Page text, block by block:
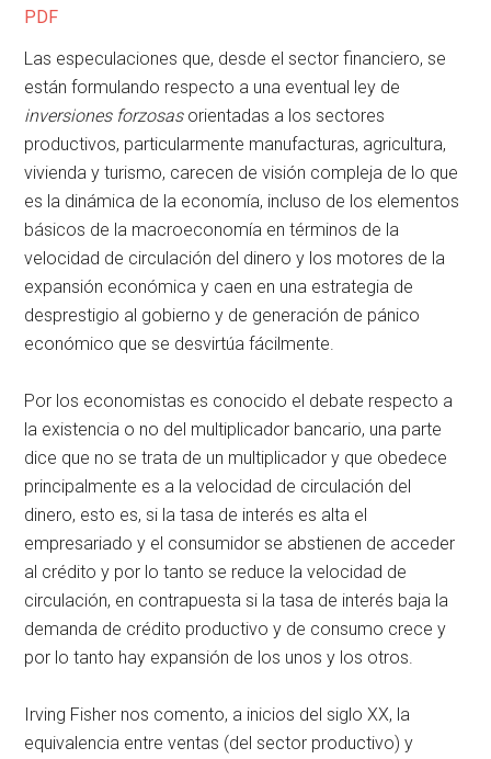
PDF
Las especulaciones que, desde el sector financiero, se
están formulando respecto a una eventual ley de
inversiones forzosasorientadas a los sectores
productivos, particularmente manufacturas, agricultura,
vivienda y turismo, carecen de visión compleja de lo que
es la dinámica de la economía, incluso de los elementos
básicos de la macroeconomía en términos de la
velocidad de circulación del dinero y los motores de la
expansión económica y caen en una estrategia de
desprestigio al gobierno y de generación de pánico
económico que se desvirtúa fácilmente.
Por los economistas es conocido el debate respecto a
la existencia o no del multiplicador bancario, una parte
dice que no se trata de un multiplicador y que obedece
principalmente es a la velocidad de circulación del
dinero, esto es, si la tasa de interés es alta el
empresariado y el consumidor se abstienen de acceder
al crédito y por lo tanto se reduce la velocidad de
circulación, en contrapuesta si la tasa de interés baja la
demanda de crédito productivo y de consumo crece y
por lo tanto hay expansión de los unos y los otros.
Irving Fisher nos comento, a inicios del siglo XX, la
equivalencia entre ventas (del sector productivo) y